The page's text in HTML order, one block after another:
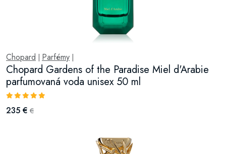
Chopard Parfémy
Chopard Gardens of the Paradise Miel d'Arabie
parfumovaná voda unisex 50 ml
235 € €